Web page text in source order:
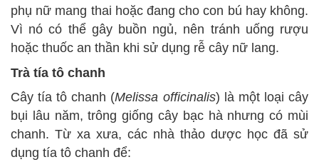
phụ nữ mang thai hoặc đang cho con bú hay không.
Vì nó có thể gây buồn ngủ, nên tránh uống rượu
hoặc thuốc an thần khi sử dụng rễ cây nữ lang.
Trà tía tô chanh
Cây tía tô chanh (Melissa officinalis) là một loại cây
bụi lâu năm, trông giống cây bạc hà nhưng có mùi
chanh. Từ xa xưa, các nhà thảo dược học đã sử
dụng tía tô chanh để: